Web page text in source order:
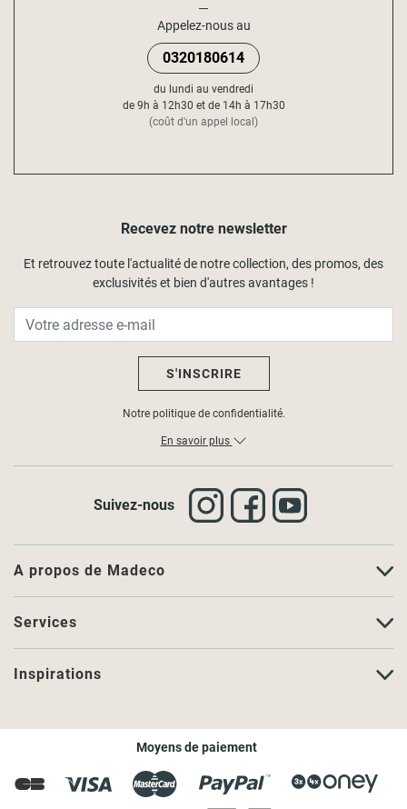
A propos de Madeco
Services
Inspirations
Recevez notre newsletter
Et retrouvez toute l'actualité de notre collection, des promos, des
exclusivités et bien d'autres avantages !
S'INSCRIRE
Notre politique de confidentialité.
En savoir plus
Suivez-nous
Appelez-nous au
0320180614
du lundi au vendredi
de 9h à 12h30 et de 14h à 17h30
(coût d'un appel local)
Moyens de paiement